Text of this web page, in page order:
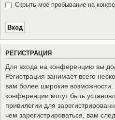
Скрыть моё пребывание на
РЕГИСТРАЦИЯ
Для входа на конференцию вы
Регистрация занимает всего
вам более широкие
конференции могут быть
привилегии для
чем зарегистрироваться, вам